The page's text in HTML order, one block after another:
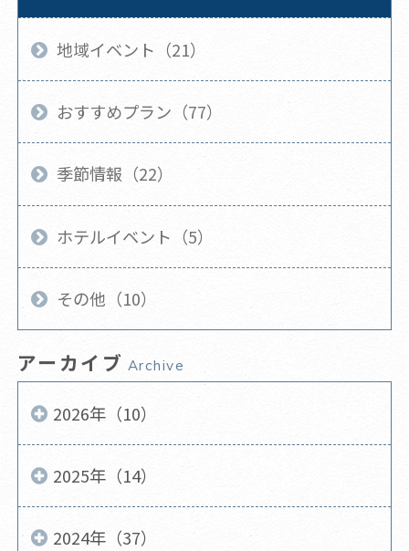
地域イベント（21）
おすすめプラン（77）
季節情報（22）
ホテルイベント（5）
その他（10）
アーカイブ Archive
2026年（10）
2025年（14）
2024年（37）